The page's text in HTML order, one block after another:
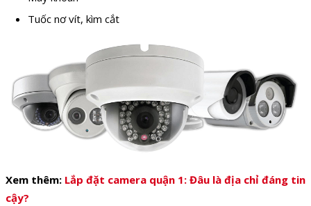
Tuốc nơ vít, kìm cắt
Xem thêm: Lắp đặt camera quận 1: Đâu là địa chỉ đáng tin
cậy?